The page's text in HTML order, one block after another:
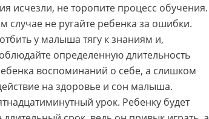
исчезли, не торопите процесс обучения.
случае не ругайте ребенка за ошибки.
у малыша тягу к знаниям и,
определенную длительность
воспоминаний о себе, а слишком
на здоровье и сон малыша.
урок. Ребенку будет